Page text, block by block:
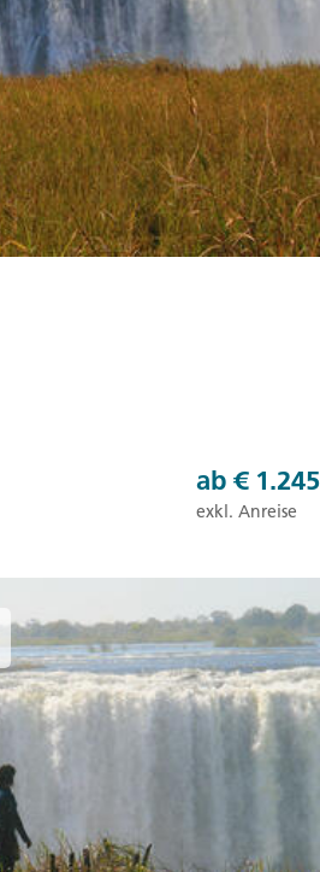
ab € 1.245
exkl. Anreise